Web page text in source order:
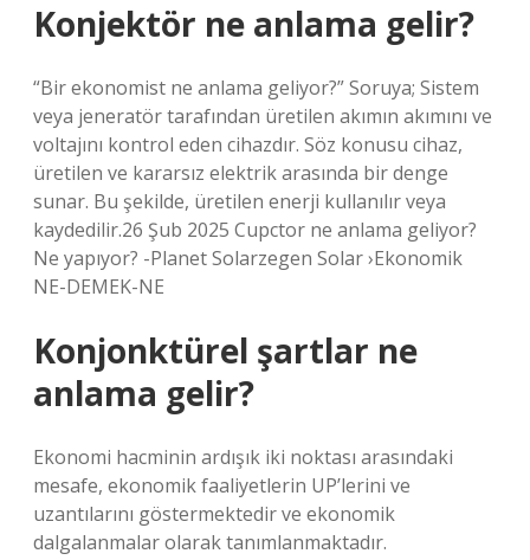
Konjektör ne anlama gelir?
“Bir ekonomist ne anlama geliyor?” Soruya; Sistem
veya jeneratör tarafından üretilen akımın akımını ve
voltajını kontrol eden cihazdır. Söz konusu cihaz,
üretilen ve kararsız elektrik arasında bir denge
sunar. Bu şekilde, üretilen enerji kullanılır veya
kaydedilir.26 Şub 2025 Cupctor ne anlama geliyor?
Ne yapıyor? -Planet Solarzegen Solar ›Ekonomik
NE-DEMEK-NE
Konjonktürel şartlar ne
anlama gelir?
Ekonomi hacminin ardışık iki noktası arasındaki
mesafe, ekonomik faaliyetlerin UP’lerini ve
uzantılarını göstermektedir ve ekonomik
dalgalanmalar olarak tanımlanmaktadır.